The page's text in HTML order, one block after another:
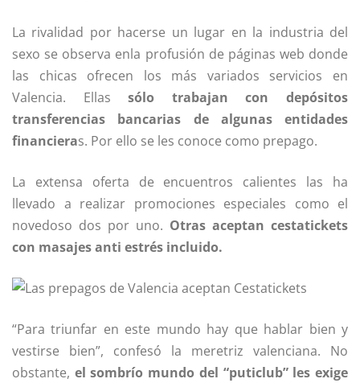
La rivalidad por hacerse un lugar en la industria del
sexo se observa enla profusión de páginas web donde
las chicas ofrecen los más variados servicios en
Valencia. Ellassólo trabajan con depósitos
transferencias bancarias de algunas entidades
financieras. Por ello se les conoce como prepago.
La extensa oferta de encuentros calientes las ha
llevado a realizar promociones especiales como el
novedoso dos por uno. Otras aceptan cestatickets
con masajes anti estrés incluido.
“Para triunfar en este mundo hay que hablar bien y
vestirse bien”, confesó la meretriz valenciana. No
obstante, el sombrío mundo del “puticlub” les exige